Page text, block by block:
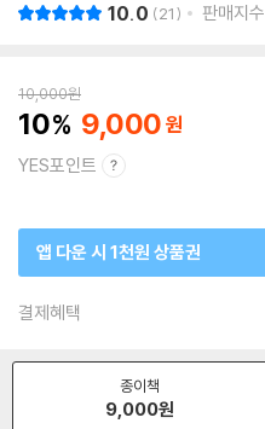
10.0 21 판매지수
10,000원
10 9,000
YES포인트
앱 다운 시 1천원 상품권
결제혜택
종이책
9,000원